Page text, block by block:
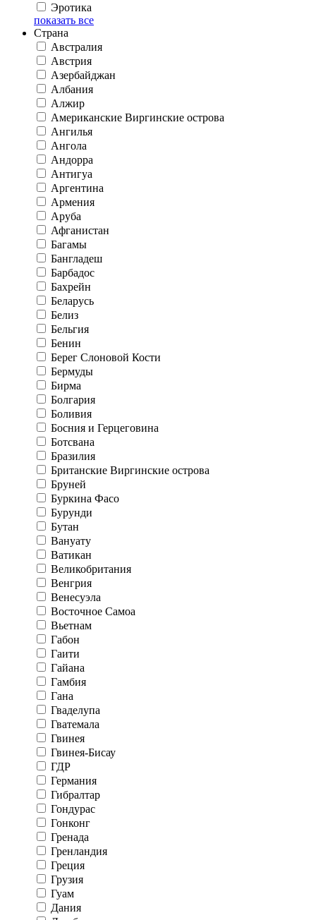
Эротика
показать все
Страна
Австралия
Австрия
Азербайджан
Албания
Алжир
Американские Виргинские острова
Ангилья
Ангола
Андорра
Антигуа
Аргентина
Армения
Аруба
Афганистан
Багамы
Бангладеш
Барбадос
Бахрейн
Беларусь
Белиз
Бельгия
Бенин
Берег Слоновой Кости
Бермуды
Бирма
Болгария
Боливия
Босния и Герцеговина
Ботсвана
Бразилия
Британские Виргинские острова
Бруней
Буркина Фасо
Бурунди
Бутан
Вануату
Ватикан
Великобритания
Венгрия
Венесуэла
Восточное Самоа
Вьетнам
Габон
Гаити
Гайана
Гамбия
Гана
Гваделупа
Гватемала
Гвинея
Гвинея-Бисау
ГДР
Германия
Гибралтар
Гондурас
Гонконг
Гренада
Гренландия
Греция
Грузия
Гуам
Дания